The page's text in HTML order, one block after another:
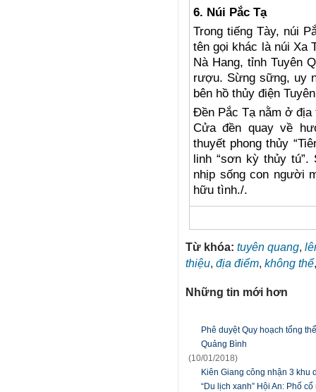
6. Núi Pắc Tạ
Trong tiếng Tày, núi
tên gọi khác là núi Xa
Nà Hang, tỉnh Tuyên
rượu. Sừng sững, uy
bên hồ thủy điện
Đền Pắc Tạ nằm ở địa
Cửa đền quay về
thuyết phong thủy
linh “sơn kỳ thủy
nhịp sống con người
hữu tình./.
Từ khóa: tuyên quang,
thiệu, địa điểm, không thể
Những tin mới hơn
Phê duyệt Quy hoạch tổng
Quảng Bình
(10/01/2018)
Kiên Giang công nhận 3 khu
“Du lịch xanh” Hội An: Phố